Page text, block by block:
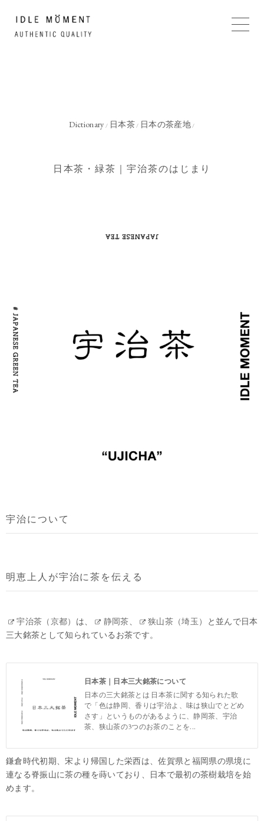
Dictionary / 日本茶 / 日本の茶産地 /
日本茶・緑茶｜宇治茶のはじまり
宇治について
明恵上人が宇治に茶を伝える
宇治茶（京都） は、 静岡茶、 狭山茶（埼玉）
と並んで日本
三大銘茶として知られているお茶です。
日本茶｜日本三大銘茶について
日本の三大銘茶とは 日本茶に関する知られた歌
で「色は静岡、香りは宇治よ、味は狭山でとどめ
さす」というものがあるように、静岡茶、宇治
茶、狭山茶の3つのお茶のことを...
鎌倉時代初期、宋より帰国した栄西は、佐賀県と福岡県の県境に
連なる脊振山に茶の種を蒔いており、日本で最初の茶樹栽培を始
めます。